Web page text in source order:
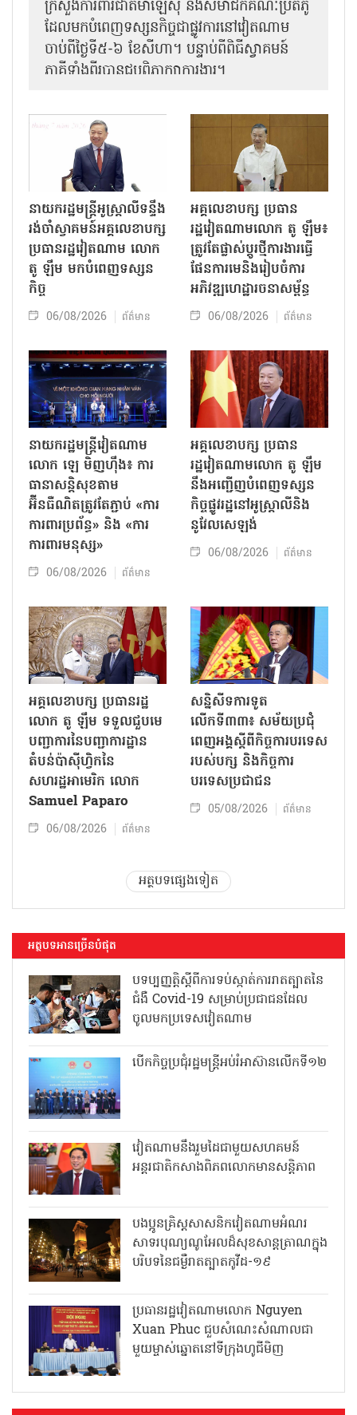
ក្រសួងការពារជាតិម៉ាឡេស៊ី និងសមាជិកគណៈប្រតិភូ
ដែលមកបំពេញទស្សនកិច្ចជាផ្លូវការនៅវៀតណាម
ចាប់ពីថ្ងៃទី៥-៦ ខែសីហា។ បន្ទាប់ពីពិធីស្វាគមន៍
ភាគីទាំងពីរបានជួបពិភាក្សាការងារ​។
នាយករដ្ឋមន្ត្រីអូស្ត្រាលីទន្ទឹង
រង់ចាំស្វាគមន៍អគ្គលេខាបក្ស
ប្រធានរដ្ឋវៀតណាម លោក
តូ ឡឹម មកបំពេញទស្សន
កិច្ច
06/08/2026 ព័ត៌មាន
អគ្គលេខាបក្ស ប្រធាន
រដ្ឋវៀតណាមលោក តូ ឡឹម៖
ត្រូវតែផ្លាស់ប្ដូរថ្មីការងារធ្វើ
ផែនការមេនិងរៀបចំការ
អភិវឌ្ឍហេដ្ឋារចនាសម្ព័ន្ធ
06/08/2026 ព័ត៌មាន
នាយករដ្ឋមន្ត្រីវៀតណាម
លោក ឡេ មិញហ៊ឹង៖ ការ
ធានាសន្តិសុខតាម
អ៊ីនធឺណិតត្រូវតែភ្ជាប់ «ការ
ការពារប្រព័ន្ធ» និង «ការ
ការពារមនុស្ស»
06/08/2026 ព័ត៌មាន
អគ្គលេខាបក្ស ប្រធាន
រដ្ឋវៀតណាមលោក តូ ឡឹម
នឹងអញ្ជើញបំពេញទស្សន
កិច្ចផ្លូវរដ្ឋនៅអូស្ត្រាលីនិង
នូវែលសេឡង់
06/08/2026 ព័ត៌មាន
អគ្គលេខាបក្ស ប្រធានរដ្ឋ
លោក តូ ឡឹម ទទួលជួបមេ
បញ្ជាការនៃបញ្ជាការដ្ឋាន
តំបន់ប៉ាស៊ីហ្វិកនៃ
សហរដ្ឋអាមេរិក លោក
Samuel Paparo
06/08/2026 ព័ត៌មាន
សន្និសីទការទូត
លើកទី៣៣៖ សម័យប្រជុំ
ពេញអង្គស្តីពីកិច្ច​ការបរទេស
របស់​បក្ស និងកិច្ច​ការ
បរទេសប្រជាជន
05/08/2026 ព័ត៌មាន
អត្ថបទផ្សេងទៀត
អត្ថបទអានច្រើនបំផុត
បទប្បញ្ញត្តិស្តីពីការទប់ស្កាត់ការរាតត្បាតនៃ
ជំងឺ Covid-19 សម្រាប់ប្រជាជនដែល
ចូលមកប្រទេសវៀតណាម
បើកកិច្ចប្រជុំរដ្ឋមន្ត្រីអប់រំអាស៊ានលើកទី១២
វៀតណាមនឹងរួមដៃជាមួយសហគមន៍
អន្តរជាតិកសាងពិភពលោកមានសន្តិភាព
បងប្អូនគ្រិស្តសាសនិកវៀតណាមអំណរ
សាទរបុណ្យណូអែលដ៏សុខសាន្តត្រាណក្នុង
បរិបទនៃជម្ងឺរាតត្បាតកូវីដ-១៩
ប្រធានរដ្ឋវៀតណាមលោក Nguyen
Xuan Phuc ជួបសំណេះសំណាលជា
មួយម្ចាស់ឆ្នោតនៅទីក្រុងហូជីមិញ